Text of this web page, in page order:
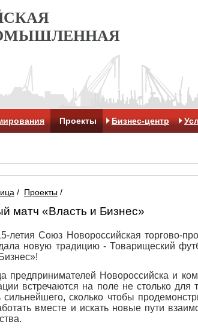
Проекты Бизнес-центр
/ Проекты /
матч «Власть и Бизнес»
Союз Новороссийская торгово-
новую традицию - Товарищеский
Новороссийска и
встречаются на поле не столько для
сильнейшего, сколько чтобы
вместе и искать новые пути